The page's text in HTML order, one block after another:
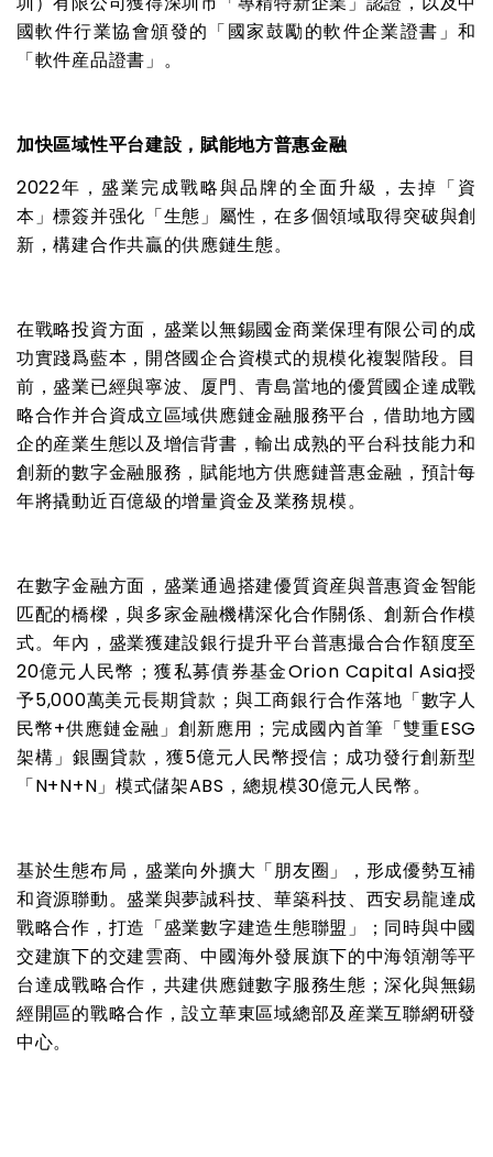
國軟件行業協會頒發的「國家鼓勵的軟件企業證書」和
「軟件産品證書」。
加快區域性平台建設，賦能地方普惠金融
2022年，盛業完成戰略與品牌的全面升級，去掉「資
本」標簽并强化「生態」屬性，在多個領域取得突破與創
新，構建合作共贏的供應鏈生態。
在戰略投資方面，盛業以無錫國金商業保理有限公司的成
功實踐爲藍本，開啓國企合資模式的規模化複製階段。目
前，盛業已經與寧波、厦門、青島當地的優質國企達成戰
略合作并合資成立區域供應鏈金融服務平台，借助地方國
企的産業生態以及增信背書，輸出成熟的平台科技能力和
創新的數字金融服務，賦能地方供應鏈普惠金融，預計每
年將撬動近百億級的增量資金及業務規模。
在數字金融方面，盛業通過搭建優質資産與普惠資金智能
匹配的橋樑，與多家金融機構深化合作關係、創新合作模
式。年內，盛業獲建設銀行提升平台普惠撮合合作額度至
20億元人民幣；獲私募債券基金Orion Capital Asia授
予5,000萬美元長期貸款；與工商銀行合作落地「數字人
民幣+供應鏈金融」創新應用；完成國內首筆「雙重ESG
架構」銀團貸款，獲5億元人民幣授信；成功發行創新型
「N+N+N」模式儲架ABS ，總規模30億元人民幣。
基於生態布局，盛業向外擴大「朋友圈」，形成優勢互補
和資源聯動。盛業與夢誠科技、華築科技、西安易龍達成
戰略合作，打造「盛業數字建造生態聯盟」；同時與中國
交建旗下的交建雲商、中國海外發展旗下的中海領潮等平
台達成戰略合作，共建供應鏈數字服務生態；深化與無錫
經開區的戰略合作，設立華東區域總部及産業互聯網研發
中心。